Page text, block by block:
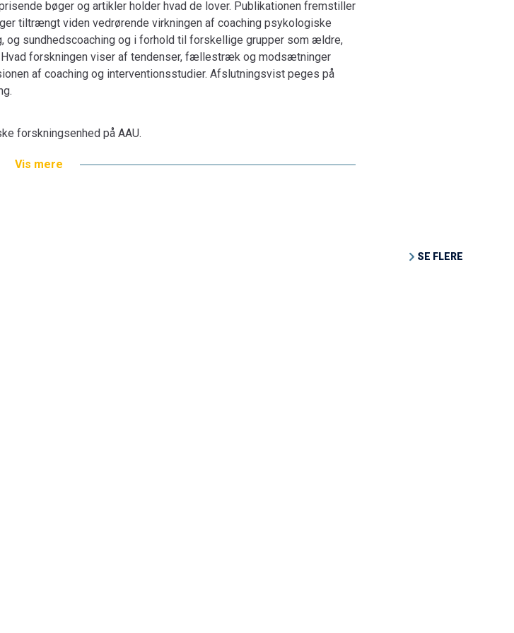
bøger og artikler holder hvad de lover. Publikationen fremstiller
tiltrængt viden vedrørende virkningen af coaching psykologiske
og sundhedscoaching og i forhold til forskellige grupper som ældre,
forskningen viser af tendenser, fællestræk og modsætninger
af coaching og interventionsstudier. Afslutningsvist peges på
forskningsenhed på AAU.
Vis mere
SE FLERE